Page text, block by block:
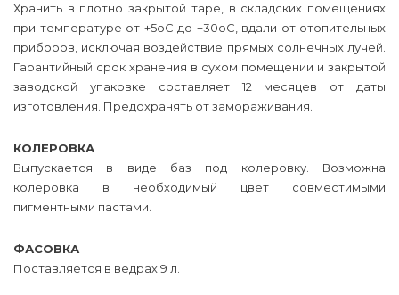
Хранить в плотно закрытой таре, в складских помещениях
при температуре от +5оС до +30оС, вдали от отопительных
приборов, исключая воздействие прямых солнечных лучей.
Гарантийный срок хранения в сухом помещении и закрытой
заводской упаковке составляет 12 месяцев от даты
изготовления. Предохранять от замораживания.
КОЛЕРОВКА
Выпускается в виде баз под колеровку. Возможна
колеровка в необходимый цвет совместимыми
пигментными пастами.
ФАСОВКА
Поставляется в ведрах 9 л.